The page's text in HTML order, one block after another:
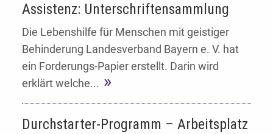
Assistenz: Unterschriftensammlung
Die Lebenshilfe für Menschen mit geistiger
Behinderung Landesverband Bayern e. V. hat
ein Forderungs-Papier erstellt. Darin wird
erklärt welche...
Durchstarter-Programm – Arbeitsplatz